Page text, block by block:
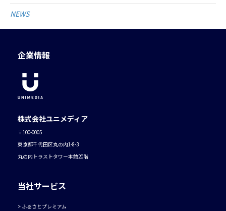
NEWS
企業情報
株式会社ユニメディア
〒100-0005
東京都千代田区丸の内1-8-3
丸の内トラストタワー本館20階
当社サービス
ふるさとプレミアム